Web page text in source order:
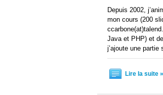
Depuis 2002,
mon cours (200
Java et PHP) et
j’ajoute une
Lire la suite »